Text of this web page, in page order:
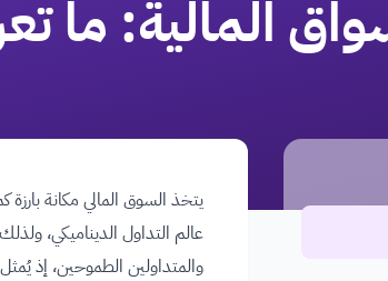
المالية: ما
يتخذ السوق المالي مكانة بارزة
عالم التداول الديناميكي،
والمتداولين الطموحين، إذ